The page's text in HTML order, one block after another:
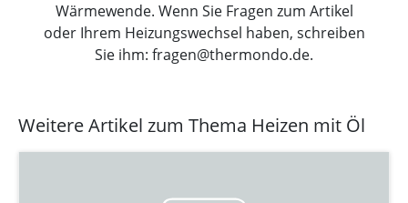
Wärmewende. Wenn Sie Fragen zum Artikel
oder Ihrem Heizungswechsel haben, schreiben
Sie ihm: fragen@thermondo.de.
Weitere Artikel zum Thema Heizen mit Öl